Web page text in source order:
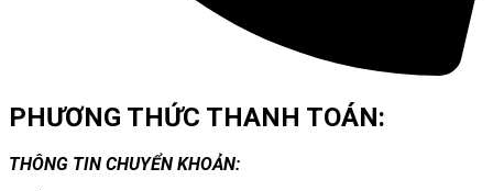
PHƯƠNG THỨC THANH TOÁN:
THÔNG TIN CHUYỂN KHOẢN: